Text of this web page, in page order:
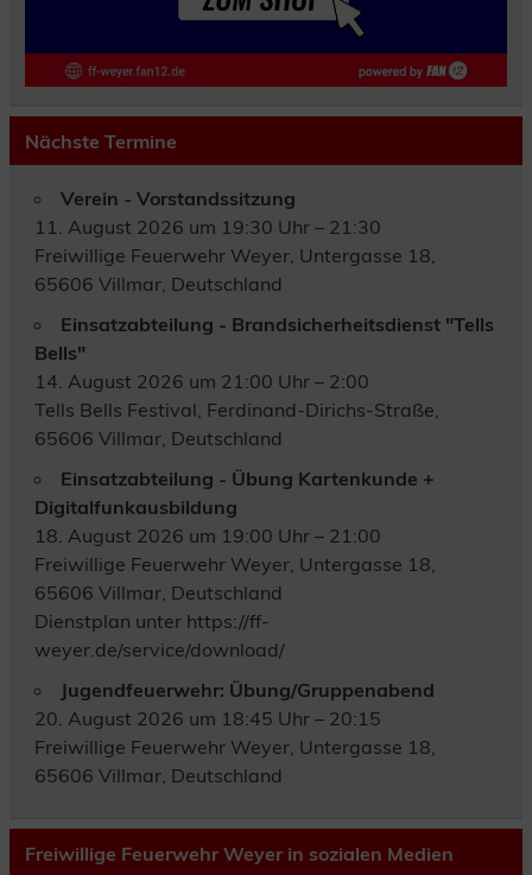
Nächste Termine
Verein - Vorstandssitzung
11. August 2026 um 19:30 Uhr – 21:30
Freiwillige Feuerwehr Weyer, Untergasse 18,
65606 Villmar, Deutschland
Einsatzabteilung - Brandsicherheitsdienst "Tells
Bells"
14. August 2026 um 21:00 Uhr – 2:00
Tells Bells Festival, Ferdinand-Dirichs-Straße,
65606 Villmar, Deutschland
Einsatzabteilung - Übung Kartenkunde +
Digitalfunkausbildung
18. August 2026 um 19:00 Uhr – 21:00
Freiwillige Feuerwehr Weyer, Untergasse 18,
65606 Villmar, Deutschland
Dienstplan unter https://ff-
weyer.de/service/download/
Jugendfeuerwehr: Übung/Gruppenabend
20. August 2026 um 18:45 Uhr – 20:15
Freiwillige Feuerwehr Weyer, Untergasse 18,
65606 Villmar, Deutschland
Freiwillige Feuerwehr Weyer in sozialen Medien